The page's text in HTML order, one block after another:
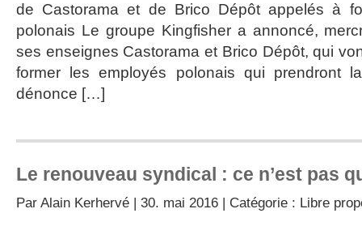
de Castorama et de Brico Dépôt appelés à
polonais Le groupe Kingfisher a annoncé,
ses enseignes Castorama et Brico Dépôt, qui
former les employés polonais qui prendront
dénonce […]
Le renouveau syndical : ce n’est pas
Par Alain Kerhervé | 30. mai 2016 | Catégorie : Libre